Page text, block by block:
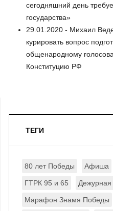
сегодняшний день
государства»
29.01.2020 - Михаил
курировать вопрос
общенародному
Конституцию РФ
ТЕГИ
80 лет Победы Афиша
ГТРК 95 и 65 Дежурная
Марафон Знамя Победы